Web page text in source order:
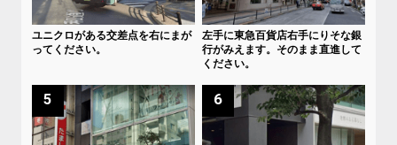
ユニクロがある交差点を右にまが
ってください。
左手に東急百貨店右手にりそな銀
行がみえます。そのまま直進して
ください。
5 6